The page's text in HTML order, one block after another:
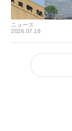
ニュース
2026.07.18